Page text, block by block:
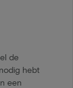
de
hebt
een